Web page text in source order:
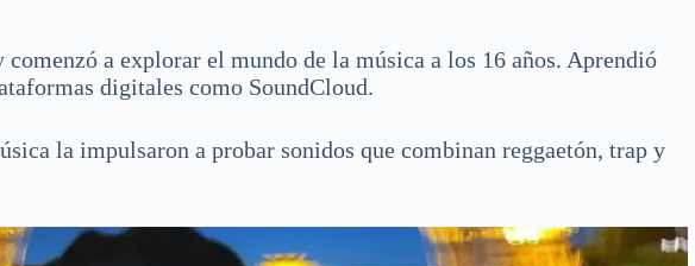
a explorar el mundo de la música a los 16 años. Aprendió
digitales como SoundCloud.
la impulsaron a probar sonidos que combinan reggaetón, trap y